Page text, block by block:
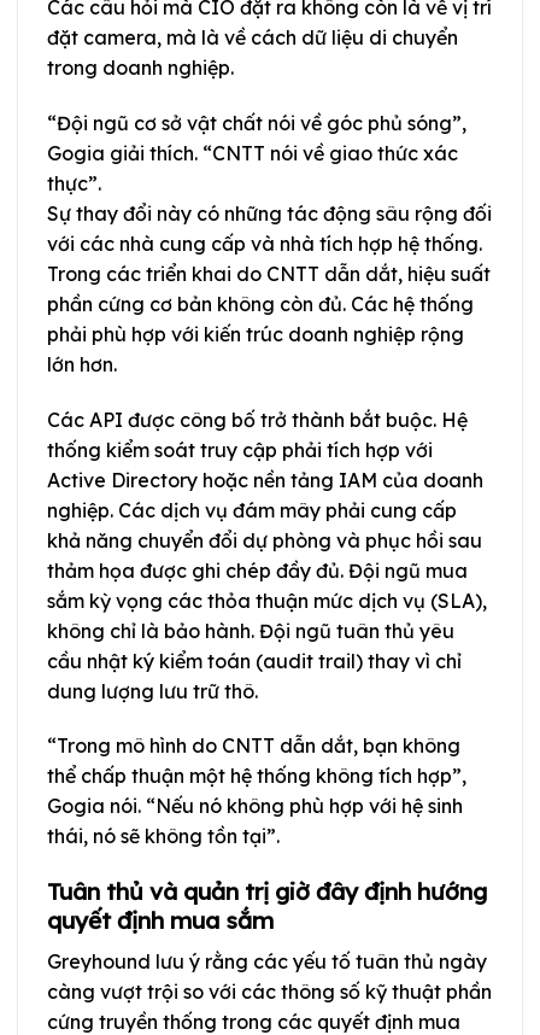
Các câu hỏi mà CIO đặt ra không còn là về vị trí
đặt camera, mà là về cách dữ liệu di chuyển
trong doanh nghiệp.
“Đội ngũ cơ sở vật chất nói về góc phủ sóng”,
Gogia giải thích. “CNTT nói về giao thức xác
thực”.
Sự thay đổi này có những tác động sâu rộng đối
với các nhà cung cấp và nhà tích hợp hệ thống.
Trong các triển khai do CNTT dẫn dắt, hiệu suất
phần cứng cơ bản không còn đủ. Các hệ thống
phải phù hợp với kiến trúc doanh nghiệp rộng
lớn hơn.
Các API được công bố trở thành bắt buộc. Hệ
thống kiểm soát truy cập phải tích hợp với
Active Directory hoặc nền tảng IAM của doanh
nghiệp. Các dịch vụ đám mây phải cung cấp
khả năng chuyển đổi dự phòng và phục hồi sau
thảm họa được ghi chép đầy đủ. Đội ngũ mua
sắm kỳ vọng các thỏa thuận mức dịch vụ (SLA),
không chỉ là bảo hành. Đội ngũ tuân thủ yêu
cầu nhật ký kiểm toán (audit trail) thay vì chỉ
dung lượng lưu trữ thô.
“Trong mô hình do CNTT dẫn dắt, bạn không
thể chấp thuận một hệ thống không tích hợp”,
Gogia nói. “Nếu nó không phù hợp với hệ sinh
thái, nó sẽ không tồn tại”.
Tuân thủ và quản trị giờ đây định hướng
quyết định mua sắm
Greyhound lưu ý rằng các yếu tố tuân thủ ngày
càng vượt trội so với các thông số kỹ thuật phần
cứng truyền thống trong các quyết định mua